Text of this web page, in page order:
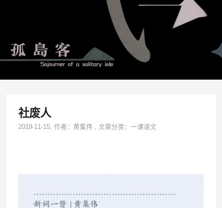
社废人
2019-11-15, 作者：黄集伟 ,文章分类：一课语文